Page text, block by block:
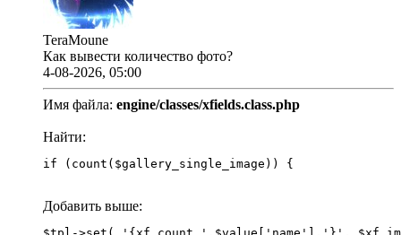
TeraMoune
Как вывести количество фото?
4-08-2026, 05:00
Имя файла: engine/classes/xfields.class.php
Найти:
if (count($gallery_single_image)) {
Добавить выше: